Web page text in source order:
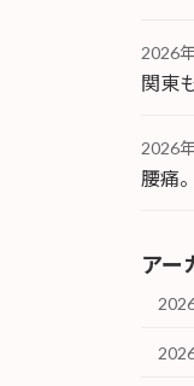
2026
関東
2026
腰痛
アー